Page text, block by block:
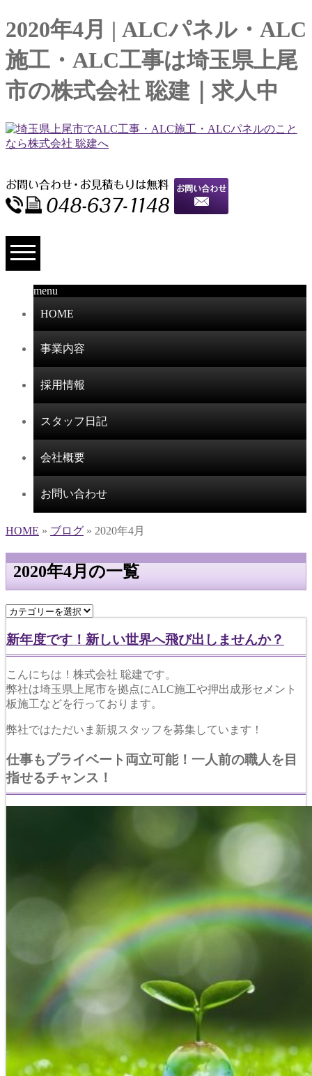
2020年4月 | ALCパネル・ALC
施工・ALC工事は埼玉県上尾
市の株式会社 聡建｜求人中
menu
HOME
事業内容
採用情報
スタッフ日記
会社概要
お問い合わせ
HOME » ブログ » 2020年4月
2020年4月の一覧
新年度です！新しい世界へ飛び出しませんか？
こんにちは！株式会社 聡建です。
弊社は埼玉県上尾市を拠点にALC施工や押出成形セメント
板施工などを行っております。
弊社ではただいま新規スタッフを募集しています！
仕事もプライベート両立可能！一人前の職人を目
指せるチャンス！